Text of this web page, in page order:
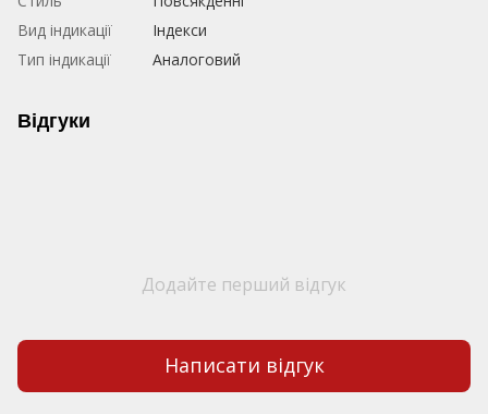
Вид індикації
Індекси
Тип індикації
Аналоговий
Відгуки
Додайте перший відгук
Написати відгук